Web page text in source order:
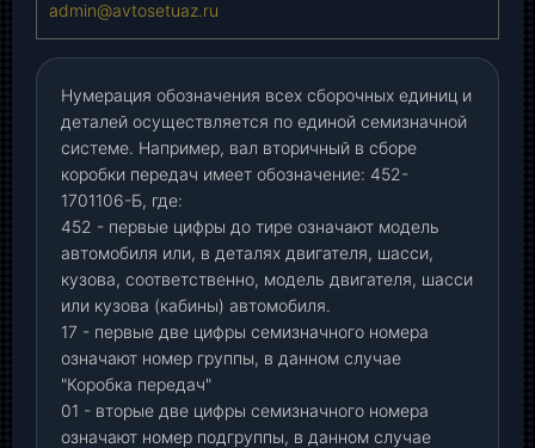
admin@avtosetuaz.ru
Нумерация обозначения всех сборочных единиц и
деталей осуществляется по единой семизначной
системе. Например, вал вторичный в сборе
коробки передач имеет обозначение: 452-
1701106-Б, где:
452 - первые цифры до тире означают модель
автомобиля или, в деталях двигателя, шасси,
кузова, соответственно, модель двигателя, шасси
или кузова (кабины) автомобиля.
17 - первые две цифры семизначного номера
означают номер группы, в данном случае
"Коробка передач"
01 - вторые две цифры семизначного номера
означают номер подгруппы, в данном случае